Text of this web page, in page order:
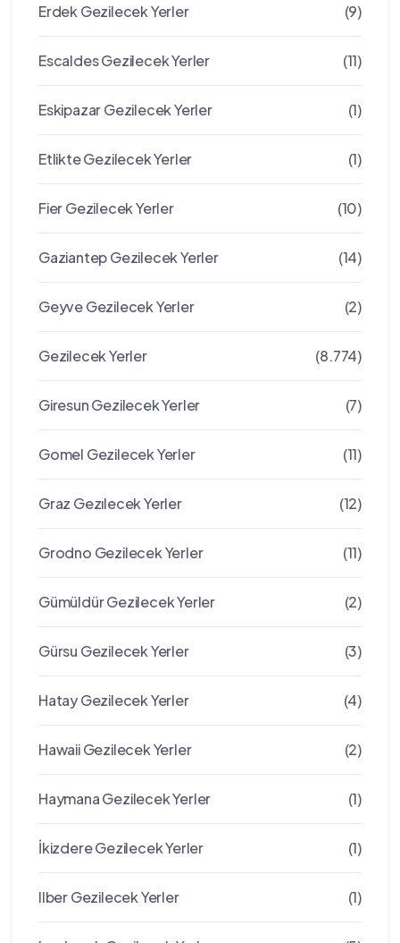
Erdek Gezilecek Yerler (9)
Escaldes Gezilecek Yerler (11)
Eskipazar Gezilecek Yerler (1)
Etlikte Gezilecek Yerler (1)
Fier Gezilecek Yerler (10)
Gaziantep Gezilecek Yerler (14)
Geyve Gezilecek Yerler (2)
Gezilecek Yerler (8.774)
Giresun Gezilecek Yerler (7)
Gomel Gezilecek Yerler (11)
Graz Gezılecek Yerler (12)
Grodno Gezilecek Yerler (11)
Gümüldür Gezilecek Yerler (2)
Gürsu Gezilecek Yerler (3)
Hatay Gezilecek Yerler (4)
Hawaii Gezilecek Yerler (2)
Haymana Gezilecek Yerler (1)
İkizdere Gezilecek Yerler (1)
Ilber Gezilecek Yerler (1)